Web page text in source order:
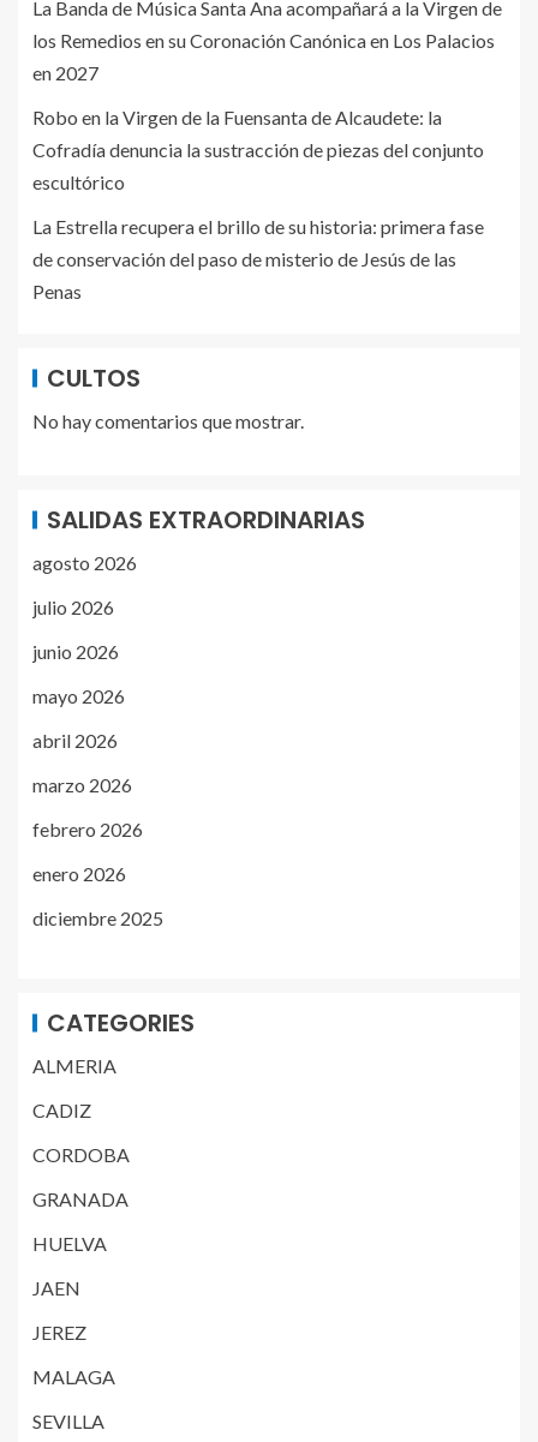
La Banda de Música Santa Ana acompañará a la Virgen de
los Remedios en su Coronación Canónica en Los Palacios
en 2027
Robo en la Virgen de la Fuensanta de Alcaudete: la
Cofradía denuncia la sustracción de piezas del conjunto
escultórico
La Estrella recupera el brillo de su historia: primera fase
de conservación del paso de misterio de Jesús de las
Penas
CULTOS
No hay comentarios que mostrar.
SALIDAS EXTRAORDINARIAS
agosto 2026
julio 2026
junio 2026
mayo 2026
abril 2026
marzo 2026
febrero 2026
enero 2026
diciembre 2025
CATEGORIES
ALMERIA
CADIZ
CORDOBA
GRANADA
HUELVA
JAEN
JEREZ
MALAGA
SEVILLA